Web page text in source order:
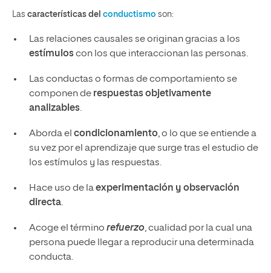
Las características del conductismo son:
Las relaciones causales se originan gracias a los
estímuloscon los que interaccionan las personas.
Las conductas o formas de comportamiento se
componen de respuestas objetivamente
analizables.
Aborda el condicionamiento, o lo que se entiende a
su vez por el aprendizaje que surge tras el estudio de
los estímulos y las respuestas.
Hace uso de laexperimentación y observación
directa.
Acoge el término refuerzo, cualidad por la cual una
persona puede llegar a reproducir una determinada
conducta.